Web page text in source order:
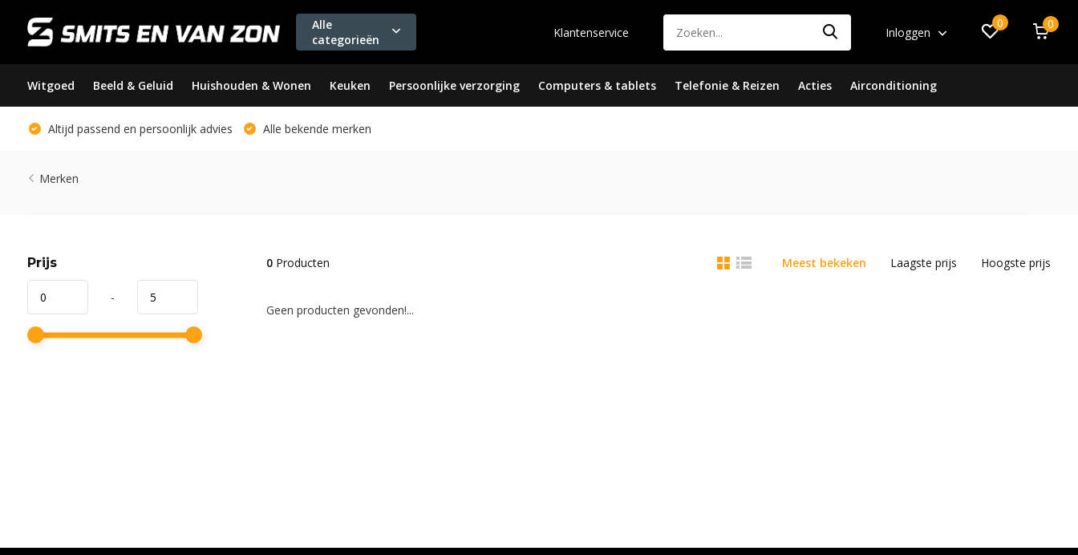
Alle
categorieën
Klantenservice Inloggen
0 0
Witgoed Beeld & Geluid Huishouden & Wonen Keuken Persoonlijke verzorging Computers & tablets Telefonie & Reizen Acties Airconditioning
Altijd passend en persoonlijk advies Alle bekende merken
Merken
Prijs
-
0Producten Meest bekeken Laagste prijs Hoogste prijs
Geen producten gevonden!...